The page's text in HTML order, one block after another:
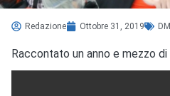
Redazione Ottobre 31, 2019
Raccontato un anno e mezzo